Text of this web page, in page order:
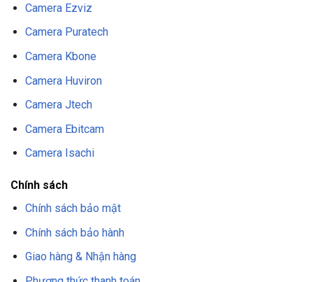
Camera Ezviz
Camera Puratech
Camera Kbone
Camera Huviron
Camera Jtech
Camera Ebitcam
Camera Isachi
Chính sách
Chính sách bảo mật
Chính sách bảo hành
Giao hàng & Nhận hàng